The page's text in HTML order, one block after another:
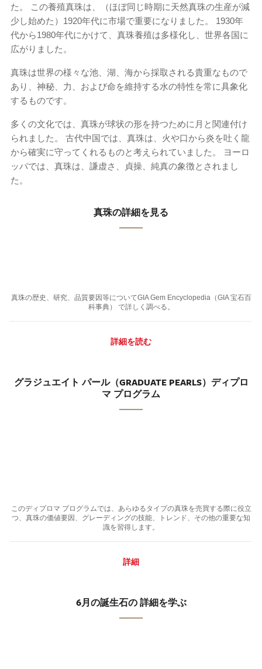
た。 この養殖真珠は、（ほぼ同じ時期に天然真珠の生産が減
少し始めた）1920年代に市場で重要になりました。 1930年
代から1980年代にかけて、真珠養殖は多様化し、世界各国に
広がりました。
真珠は世界の様々な池、湖、海から採取される貴重なもので
あり、神秘、力、および命を維持する水の特性を常に具象化
するものです。
多くの文化では、真珠が球状の形を持つために月と関連付け
られました。 古代中国では、真珠は、火や口から炎を吐く龍
から確実に守ってくれるものと考えられていました。 ヨーロ
ッパでは、真珠は、謙虚さ、貞操、純真の象徴とされまし
た。
真珠の詳細を見る
真珠の歴史、研究、品質要因等についてGIA Gem Encyclopedia（GIA 宝石百
科事典） で詳しく調べる。
詳細を読む
グラジュエイト パール（GRADUATE PEARLS）ディプロ
マ プログラム
このディプロマ プログラムでは、あらゆるタイプの真珠を売買する際に役立
つ、真珠の価値要因、グレーディングの技能、トレンド、その他の重要な知
識を習得します。
詳細
6月の誕生石の 詳細を学ぶ